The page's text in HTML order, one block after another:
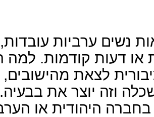
נשים ערביות
דעות קודמות. למה
לצאת מהישובים,
וזה יוצר את
היהודית או